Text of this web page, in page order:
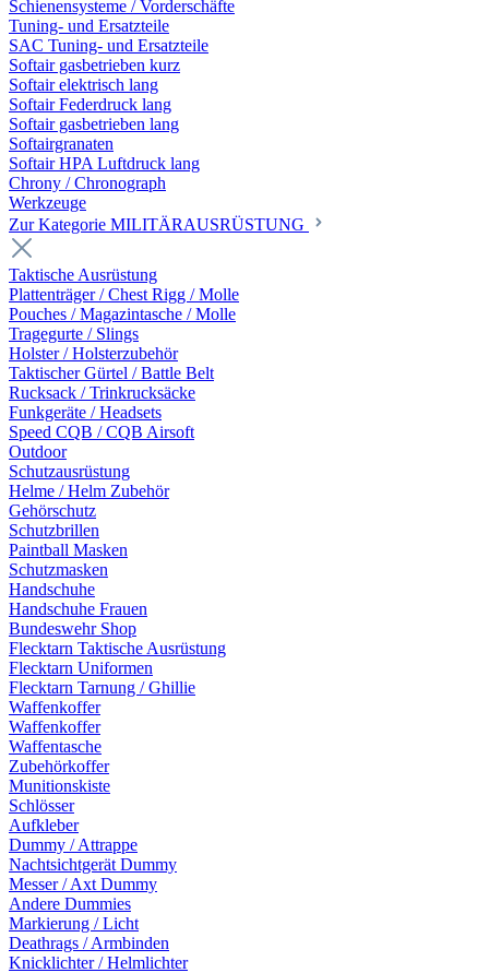
Schienensysteme / Vorderschäfte
Tuning- und Ersatzteile
SAC Tuning- und Ersatzteile
Softair gasbetrieben kurz
Softair elektrisch lang
Softair Federdruck lang
Softair gasbetrieben lang
Softairgranaten
Softair HPA Luftdruck lang
Chrony / Chronograph
Werkzeuge
Zur Kategorie MILITÄRAUSRÜSTUNG
Taktische Ausrüstung
Plattenträger / Chest Rigg / Molle
Pouches / Magazintasche / Molle
Tragegurte / Slings
Holster / Holsterzubehör
Taktischer Gürtel / Battle Belt
Rucksack / Trinkrucksäcke
Funkgeräte / Headsets
Speed CQB / CQB Airsoft
Outdoor
Schutzausrüstung
Helme / Helm Zubehör
Gehörschutz
Schutzbrillen
Paintball Masken
Schutzmasken
Handschuhe
Handschuhe Frauen
Bundeswehr Shop
Flecktarn Taktische Ausrüstung
Flecktarn Uniformen
Flecktarn Tarnung / Ghillie
Waffenkoffer
Waffenkoffer
Waffentasche
Zubehörkoffer
Munitionskiste
Schlösser
Aufkleber
Dummy / Attrappe
Nachtsichtgerät Dummy
Messer / Axt Dummy
Andere Dummies
Markierung / Licht
Deathrags / Armbinden
Knicklichter / Helmlichter